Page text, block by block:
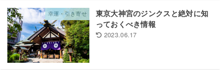
幸運・引き寄せ
東京大神宮のジンクスと絶対に知
っておくべき情報
2023.06.17